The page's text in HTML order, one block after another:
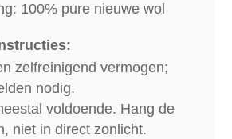
100% pure nieuwe wol
zelfreinigend vermogen;
nodig.
voldoende. Hang de
niet in direct zonlicht.